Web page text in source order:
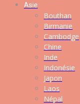
Asie
Bouthan
Birmanie
Cambodge
Chine
Inde
Indonésie
Japon
Laos
Népal